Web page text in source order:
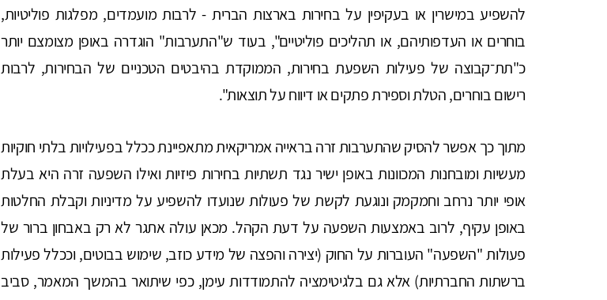
להשפיע במישרין או בעקיפין על בחירות בארצות הברית - לרבות מועמדים, מפלגות פוליטיות,
בוחרים או העדפותיהם, או תהליכים פוליטיים", בעוד ש"התערבות" הוגדרה באופן מצומצם יותר
כ"תת־קבוצה של פעילות השפעת בחירות, הממוקדת בהיבטים הטכניים של הבחירות, לרבות
רישום בוחרים, הטלת וספירת פתקים או דיווח על תוצאות".
מתוך כך אפשר להסיק שהתערבות זרה בראייה אמריקאית מתאפיינת ככלל בפעילויות בלתי חוקיות
מעשיות ומובחנות המכוונות באופן ישיר נגד תשתיות בחירות פיזיות ואילו השפעה זרה היא בעלת
אופי יותר נרחב וחמקמק ונוגעת לקשת של פעולות שנועדו להשפיע על מדיניות וקבלת החלטות
באופן עקיף, לרוב באמצעות השפעה על דעת הקהל. מכאן עולה אתגר לא רק באבחון ברור של
פעולות "השפעה" העוברות על החוק (יצירה והפצה של מידע כוזב, שימוש בבוטים, וככלל פעילות
ברשתות החברתיות) אלא גם בלגיטימציה להתמודדות עימן, כפי שיתואר בהמשך המאמר, סביב